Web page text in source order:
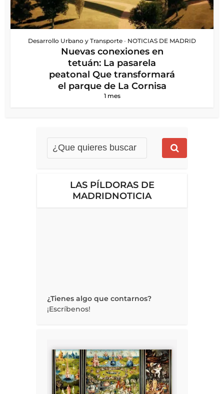
Desarrollo Urbano y Transporte • NOTICIAS DE MADRID
Nuevas conexiones en
tetuán: La pasarela
peatonal Que transformará
el parque de La Cornisa
1 mes
LAS PÍLDORAS DE
MADRIDNOTICIA
¿Tienes algo que contarnos?
¡Escríbenos!